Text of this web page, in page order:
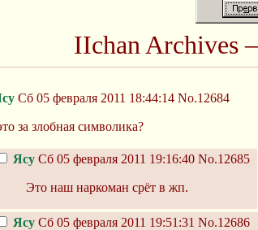
IIchan Archives
Сб 05 февраля 2011 18:44:14 No.12684
за злобная символика?
Ясу Сб 05 февраля 2011 19:16:40 No.12685
Это наш наркоман срёт в жп.
Ясу Сб 05 февраля 2011 19:51:31 No.12686